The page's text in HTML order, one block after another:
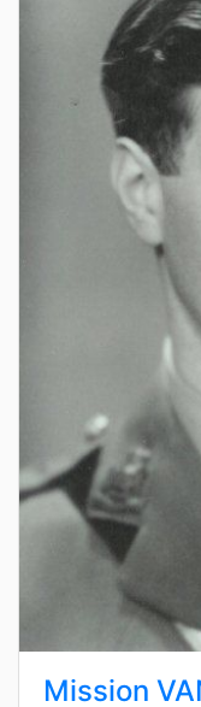
Mission